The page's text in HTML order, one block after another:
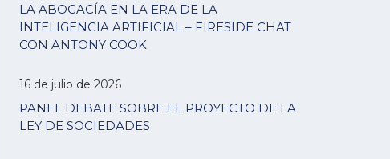
LA ABOGACÍA EN LA ERA DE LA
INTELIGENCIA ARTIFICIAL – FIRESIDE CHAT
CON ANTONY COOK
16 de julio de 2026
PANEL DEBATE SOBRE EL PROYECTO DE LA
LEY DE SOCIEDADES